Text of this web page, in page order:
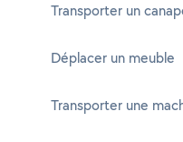
Transporter un
Déplacer un meuble
Transporter une